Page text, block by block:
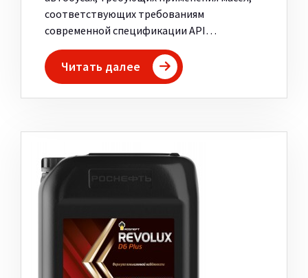
соответствующих требованиям
современной спецификации API…
Читать далее